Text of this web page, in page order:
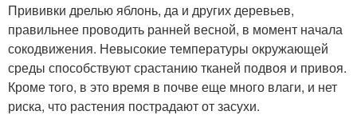
Прививки дрелью яблонь, да и других деревьев,
правильнее проводить ранней весной, в момент начала
сокодвижения. Невысокие температуры окружающей
среды способствуют срастанию тканей подвоя и привоя.
Кроме того, в это время в почве еще много влаги, и нет
риска, что растения пострадают от засухи.